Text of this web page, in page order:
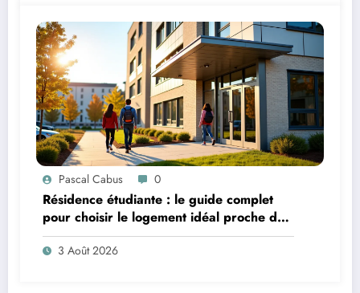
Pascal Cabus 0
Résidence étudiante : le guide complet
pour choisir le logement idéal proche de
son campus
3 Août 2026